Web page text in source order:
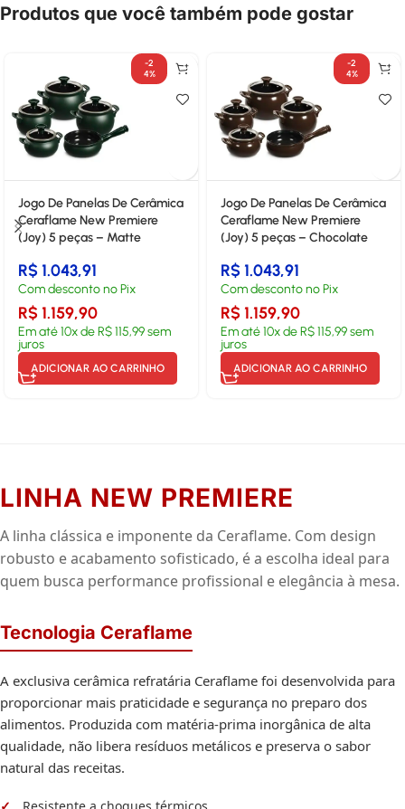
Produtos que você também pode gostar
-2
4%
Jogo De Panelas De Cerâmica
Ceraflame New Premiere
(Joy) 5 peças – Matte
R$1.043,91
Com desconto no Pix
R$1.159,90
Em até10x deR$115,99sem
juros
ADICIONAR AO CARRINHO
-2
4%
Jogo De Panelas De Cerâmica
Ceraflame New Premiere
(Joy) 5 peças – Chocolate
R$1.043,91
Com desconto no Pix
R$1.159,90
Em até10x deR$115,99sem
juros
ADICIONAR AO CARRINHO
LINHA NEW PREMIERE
A linha clássica e imponente da Ceraflame. Com design
robusto e acabamento sofisticado, é a escolha ideal para
quem busca performance profissional e elegância à mesa.
Tecnologia Ceraflame
A exclusiva cerâmica refratária Ceraflame foi desenvolvida para
proporcionar mais praticidade e segurança no preparo dos
alimentos. Produzida com matéria-prima inorgânica de alta
qualidade, não libera resíduos metálicos e preserva o sabor
natural das receitas.